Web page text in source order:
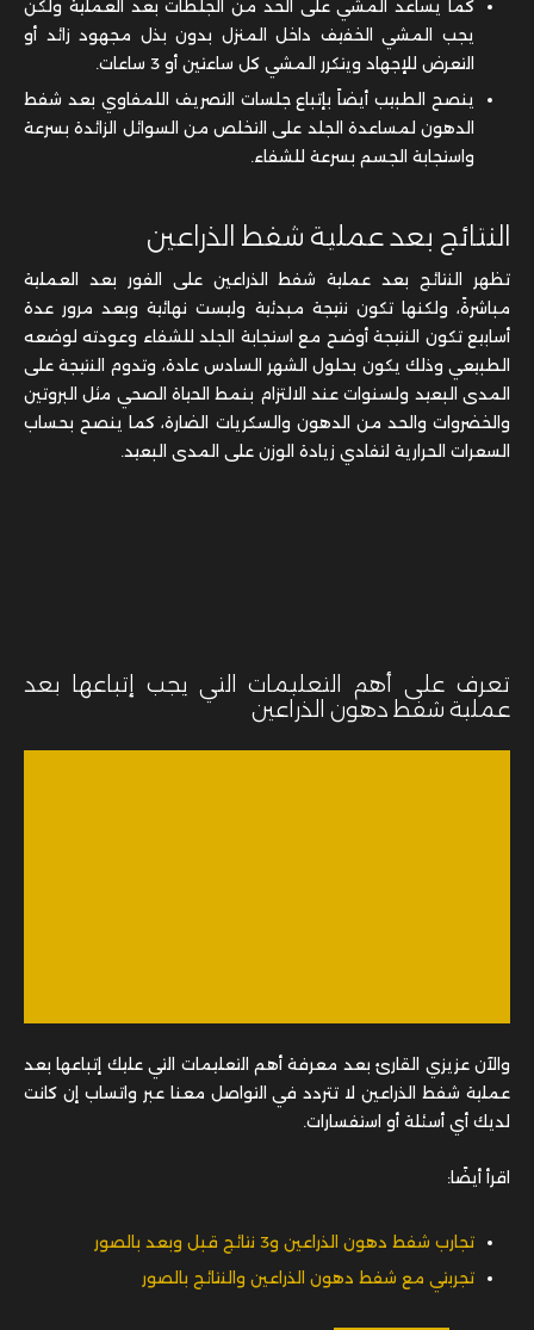
كما يساعد المشي على الحد من الجلطات بعد العملية ولكن
يجب المشي الخفيف داخل المنزل بدون بذل مجهود زائد أو
التعرض للإجهاد ويتكرر المشي كل ساعتين أو 3 ساعات.
ينصح الطبيب أيضاً بإتباع جلسات التصريف اللمفاوي بعد شفط
الدهون لمساعدة الجلد على التخلص من السوائل الزائدة بسرعة
واستجابة الجسم بسرعة للشفاء.
النتائج بعد عملية شفط الذراعين
تظهر النتائج بعد عملية شفط الذراعين على الفور بعد العملية
مباشرةً، ولكنها تكون نتيجة مبدئية وليست نهائية وبعد مرور عدة
أسابيع تكون النتيجة أوضح مع استجابة الجلد للشفاء وعودته لوضعه
الطبيعي وذلك يكون بحلول الشهر السادس عادة، وتدوم النتيجة على
المدى البعيد ولسنوات عند الالتزام بنمط الحياة الصحي مثل البروتين
والخضروات والحد من الدهون والسكريات الضارة، كما ينصح بحساب
السعرات الحرارية لتفادي زيادة الوزن على المدى البعيد.
تعرف على أهم التعليمات التي يجب إتباعها بعد
عملية شفط دهون الذراعين
والآن عزيزي القارئ بعد معرفة أهم التعليمات التي عليك إتباعها بعد
عملية شفط الذراعين لا تتردد في التواصل معنا عبر واتساب إن كانت
لديك أي أسئلة أو استفسارات.
اقرأ أيضًا:
تجارب شفط دهون الذراعين و3 نتائج قبل وبعد بالصور
تجربتي مع شفط دهون الذراعين والنتائج بالصور